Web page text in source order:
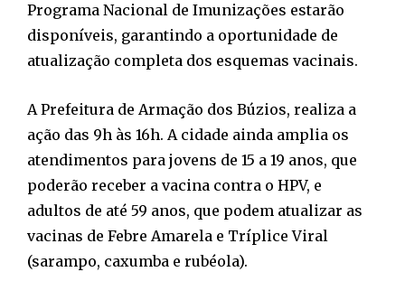
Programa Nacional de Imunizações estarão
disponíveis, garantindo a oportunidade de
atualização completa dos esquemas vacinais.
A Prefeitura de Armação dos Búzios, realiza a
ação das 9h às 16h. A cidade ainda amplia os
atendimentos para jovens de 15 a 19 anos, que
poderão receber a vacina contra o HPV, e
adultos de até 59 anos, que podem atualizar as
vacinas de Febre Amarela e Tríplice Viral
(sarampo, caxumba e rubéola).